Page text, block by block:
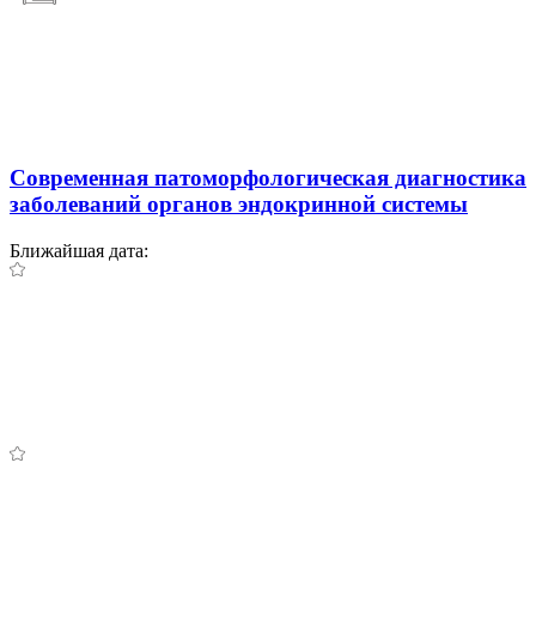
Современная патоморфологическая диагностика
заболеваний органов эндокринной системы
Ближайшая дата: